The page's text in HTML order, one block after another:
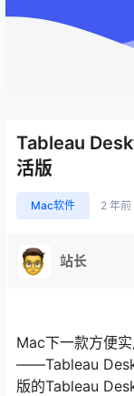
Tableau
活版
Mac软件 2 年前
站长
Mac下一款方便
——Tableau
版的Tableau